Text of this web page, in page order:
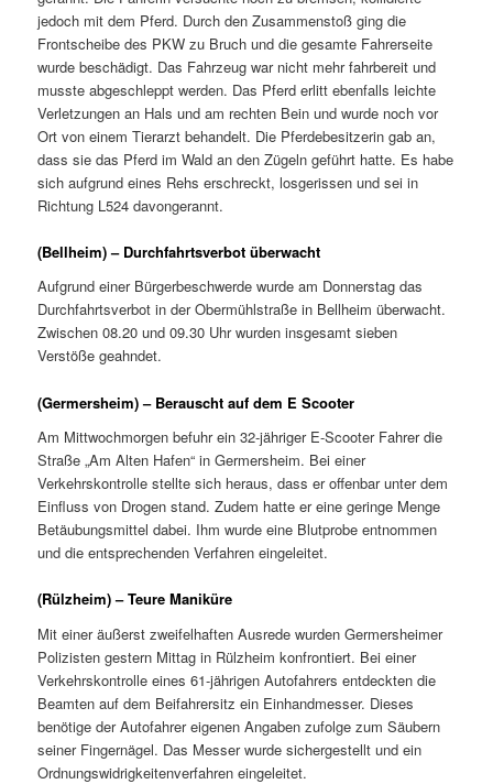
jedoch mit dem Pferd. Durch den Zusammenstoß ging die
Frontscheibe des PKW zu Bruch und die gesamte Fahrerseite
wurde beschädigt. Das Fahrzeug war nicht mehr fahrbereit und
musste abgeschleppt werden. Das Pferd erlitt ebenfalls leichte
Verletzungen an Hals und am rechten Bein und wurde noch vor
Ort von einem Tierarzt behandelt. Die Pferdebesitzerin gab an,
dass sie das Pferd im Wald an den Zügeln geführt hatte. Es habe
sich aufgrund eines Rehs erschreckt, losgerissen und sei in
Richtung L524 davongerannt.
(Bellheim) – Durchfahrtsverbot überwacht
Aufgrund einer Bürgerbeschwerde wurde am Donnerstag das
Durchfahrtsverbot in der Obermühlstraße in Bellheim überwacht.
Zwischen 08.20 und 09.30 Uhr wurden insgesamt sieben
Verstöße geahndet.
(Germersheim) – Berauscht auf dem E Scooter
Am Mittwochmorgen befuhr ein 32-jähriger E-Scooter Fahrer die
Straße „Am Alten Hafen“ in Germersheim. Bei einer
Verkehrskontrolle stellte sich heraus, dass er offenbar unter dem
Einfluss von Drogen stand. Zudem hatte er eine geringe Menge
Betäubungsmittel dabei. Ihm wurde eine Blutprobe entnommen
und die entsprechenden Verfahren eingeleitet.
(Rülzheim) – Teure Maniküre
Mit einer äußerst zweifelhaften Ausrede wurden Germersheimer
Polizisten gestern Mittag in Rülzheim konfrontiert. Bei einer
Verkehrskontrolle eines 61-jährigen Autofahrers entdeckten die
Beamten auf dem Beifahrersitz ein Einhandmesser. Dieses
benötige der Autofahrer eigenen Angaben zufolge zum Säubern
seiner Fingernägel. Das Messer wurde sichergestellt und ein
Ordnungswidrigkeitenverfahren eingeleitet.